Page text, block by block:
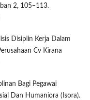
2, 105–113.
Disiplin Kerja Dalam
Cv Kirana
Bagi Pegawai
Dan Humaniora (Isora).